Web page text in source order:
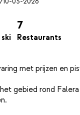
7
Restaurants
met prijzen en
gebied rond